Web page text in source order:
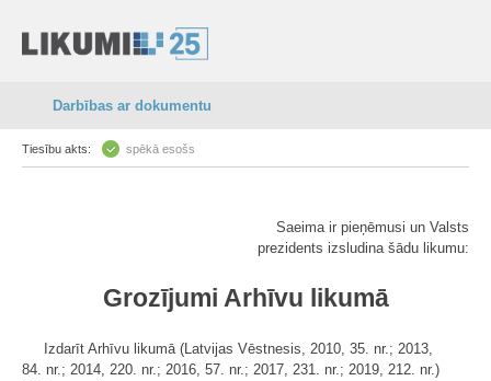
Darbības ar dokumentu
Tiesību akts: spēkā esošs
Saeima ir pieņēmusi un Valsts
prezidents izsludina šādu likumu:
Grozījumi Arhīvu likumā
Izdarīt Arhīvu likumā (Latvijas Vēstnesis, 2010, 35. nr.; 2013,
84. nr.; 2014, 220. nr.; 2016, 57. nr.; 2017, 231. nr.; 2019, 212. nr.)